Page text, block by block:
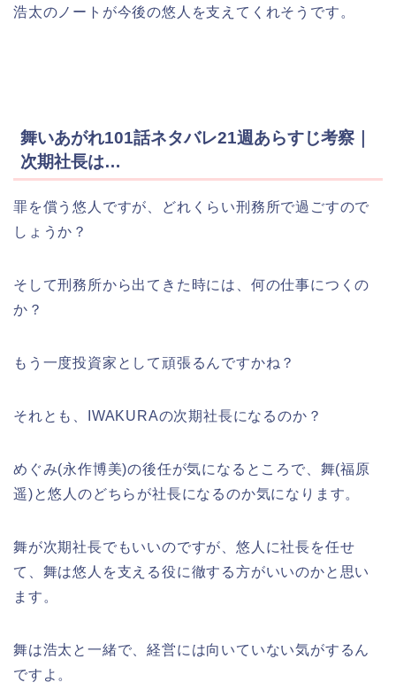
浩太のノートが今後の悠人を支えてくれそうです。
舞いあがれ101話ネタバレ21週あらすじ考察｜
次期社長は…
罪を償う悠人ですが、どれくらい刑務所で過ごすので
しょうか？
そして刑務所から出てきた時には、何の仕事につくの
か？
もう一度投資家として頑張るんですかね？
それとも、IWAKURAの次期社長になるのか？
めぐみ(永作博美)の後任が気になるところで、舞(福原
遥)と悠人のどちらが社長になるのか気になります。
舞が次期社長でもいいのですが、悠人に社長を任せ
て、舞は悠人を支える役に徹する方がいいのかと思い
ます。
舞は浩太と一緒で、経営には向いていない気がするん
ですよ。